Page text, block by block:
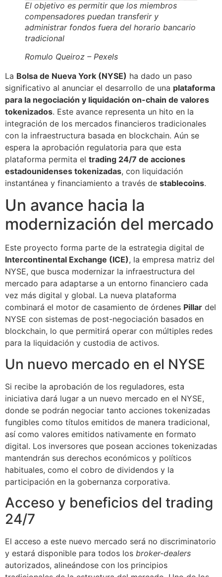
El objetivo es permitir que los miembros
compensadores puedan transferir y
administrar fondos fuera del horario bancario
tradicional
Romulo Queiroz – Pexels
La Bolsa de Nueva York (NYSE) ha dado un paso
significativo al anunciar el desarrollo de una plataforma
para la negociación y liquidación on-chain de valores
tokenizados. Este avance representa un hito en la
integración de los mercados financieros tradicionales
con la infraestructura basada en blockchain. Aún se
espera la aprobación regulatoria para que esta
plataforma permita el trading 24/7 de acciones
estadounidenses tokenizadas, con liquidación
instantánea y financiamiento a través de stablecoins.
Un avance hacia la
modernización del mercado
Este proyecto forma parte de la estrategia digital de
Intercontinental Exchange (ICE), la empresa matriz del
NYSE, que busca modernizar la infraestructura del
mercado para adaptarse a un entorno financiero cada
vez más digital y global. La nueva plataforma
combinará el motor de casamiento de órdenes Pillar del
NYSE con sistemas de post-negociación basados en
blockchain, lo que permitirá operar con múltiples redes
para la liquidación y custodia de activos.
Un nuevo mercado en el NYSE
Si recibe la aprobación de los reguladores, esta
iniciativa dará lugar a un nuevo mercado en el NYSE,
donde se podrán negociar tanto acciones tokenizadas
fungibles como títulos emitidos de manera tradicional,
así como valores emitidos nativamente en formato
digital. Los inversores que posean acciones tokenizadas
mantendrán sus derechos económicos y políticos
habituales, como el cobro de dividendos y la
participación en la gobernanza corporativa.
Acceso y beneficios del trading
24/7
El acceso a este nuevo mercado será no discriminatorio
y estará disponible para todos los broker-dealers
autorizados, alineándose con los principios